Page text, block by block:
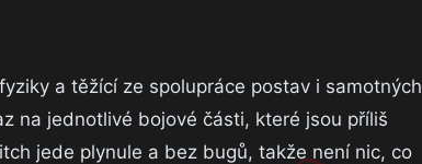
a těžící ze spolupráce postav i samotných
na jednotlivé bojové části, které jsou příliš
jede plynule a bez bugů, takže není nic, co